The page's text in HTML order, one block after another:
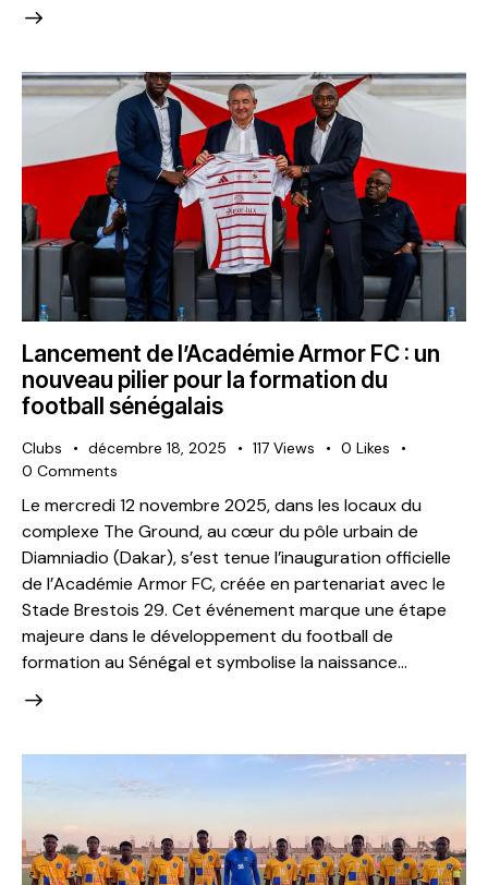
Lancement de l’Académie Armor FC : un
nouveau pilier pour la formation du
football sénégalais
Clubs décembre 18, 2025 117 Views 0 Likes
0 Comments
Le mercredi 12 novembre 2025, dans les locaux du
complexe The Ground, au cœur du pôle urbain de
Diamniadio (Dakar), s’est tenue l’inauguration officielle
de l’Académie Armor FC, créée en partenariat avec le
Stade Brestois 29. Cet événement marque une étape
majeure dans le développement du football de
formation au Sénégal et symbolise la naissance…